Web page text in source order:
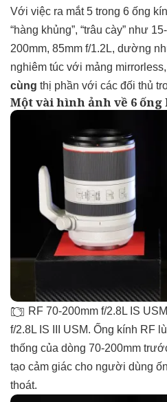
Với việc ra mắt 5 trong 6 ống
“hàng khủng”, “trâu cày” như
200mm, 85mm f/1.2L, dường
nghiêm túc với mảng
cùng thị phần với các đối thủ
Một vài hình ảnh về 6
RF 70-200mm f/2.8L IS
f/2.8L IS III USM. Ống kính RF
thống của dòng 70-200mm
tạo cảm giác cho người dùng
thoát.